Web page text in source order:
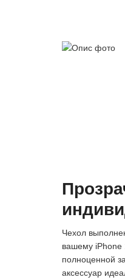
Чехол
вашему iPhone
полноценной
аксессуар